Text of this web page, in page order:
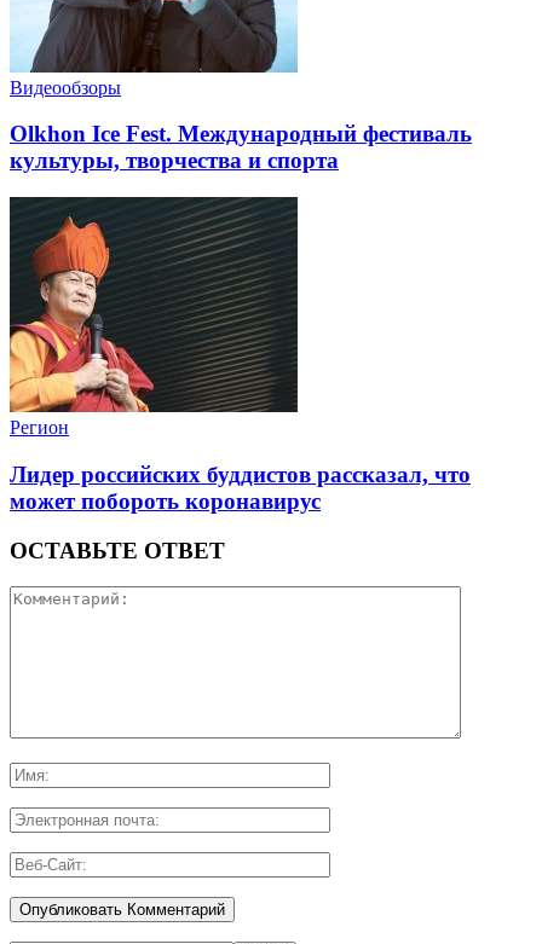
Видеообзоры
Olkhon Ice Fest. Международный фестиваль
культуры, творчества и спорта
Регион
Лидер российских буддистов рассказал, что
может побороть коронавирус
ОСТАВЬТЕ ОТВЕТ